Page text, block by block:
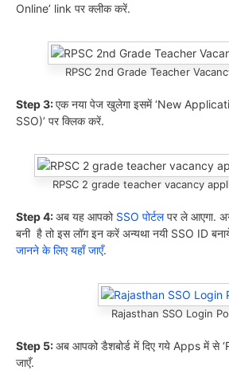
Online’ link पर क्लीक करें.
RPSC 2nd Grade Teacher
Step 3:एक नया पेज खुलेगा इसमें ‘New
SSO)’ पर क्लिक करें.
RPSC 2 grade teacher vacancy
Step 4:अब यह आपको SSO पोर्टलपर ले आएगा.
बनी है तो इस लॉग इन करें अन्यथा नयी SSO ID
जानने के लिए यहाँ जाएँ.
Rajasthan SSO Login
Step 5:अब आपको डैशबोर्ड में दिए गये Apps में से
जाएँ.